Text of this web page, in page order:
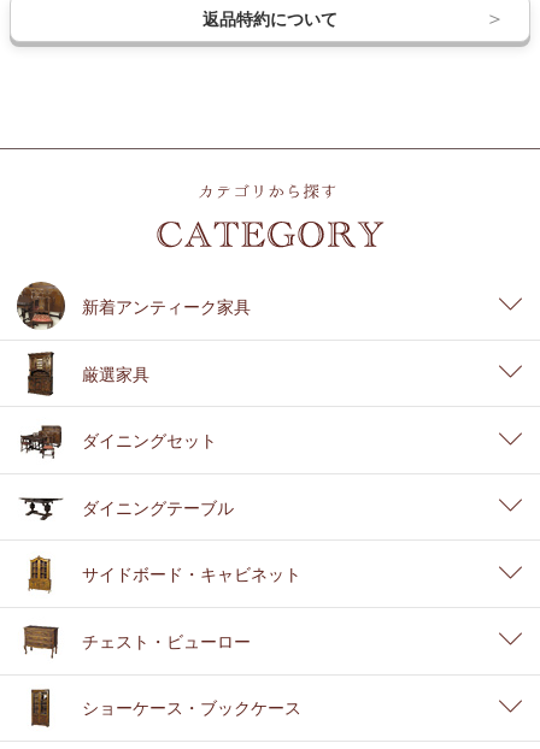
返品特約について
新着アンティーク家具
厳選家具
ダイニングセット
ダイニングテーブル
サイドボード・キャビネット
チェスト・ビューロー
ショーケース・ブックケース